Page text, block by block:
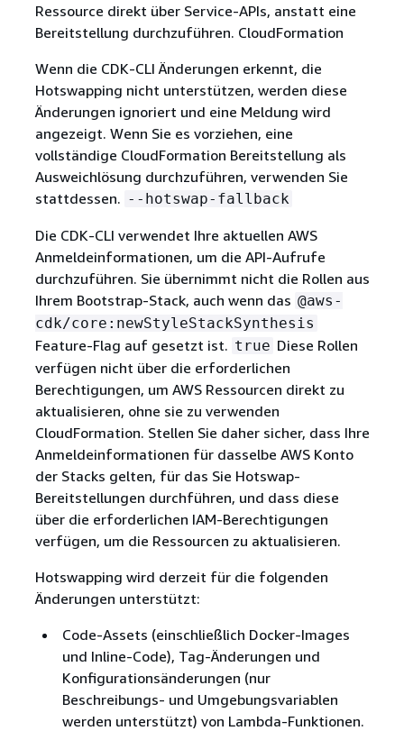
Ressource direkt über Service-APIs, anstatt eine
Bereitstellung durchzuführen. CloudFormation
Wenn die CDK-CLI Änderungen erkennt, die
Hotswapping nicht unterstützen, werden diese
Änderungen ignoriert und eine Meldung wird
angezeigt. Wenn Sie es vorziehen, eine
vollständige CloudFormation Bereitstellung als
Ausweichlösung durchzuführen, verwenden Sie
stattdessen. --hotswap-fallback
Die CDK-CLI verwendet Ihre aktuellen AWS
Anmeldeinformationen, um die API-Aufrufe
durchzuführen. Sie übernimmt nicht die Rollen aus
Ihrem Bootstrap-Stack, auch wenn das @aws-
cdk/core:newStyleStackSynthesis
Feature-Flag auf gesetzt ist. true Diese Rollen
verfügen nicht über die erforderlichen
Berechtigungen, um AWS Ressourcen direkt zu
aktualisieren, ohne sie zu verwenden
CloudFormation. Stellen Sie daher sicher, dass Ihre
Anmeldeinformationen für dasselbe AWS Konto
der Stacks gelten, für das Sie Hotswap-
Bereitstellungen durchführen, und dass diese
über die erforderlichen IAM-Berechtigungen
verfügen, um die Ressourcen zu aktualisieren.
Hotswapping wird derzeit für die folgenden
Änderungen unterstützt:
Code-Assets (einschließlich Docker-Images
und Inline-Code), Tag-Änderungen und
Konfigurationsänderungen (nur
Beschreibungs- und Umgebungsvariablen
werden unterstützt) von Lambda-Funktionen.